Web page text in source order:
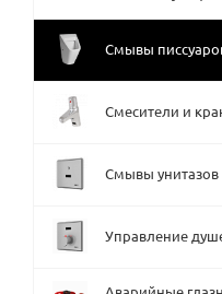
Смывы
Смесители и
Смывы унитазов
Управление